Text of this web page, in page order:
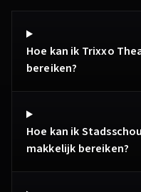
Hoe kan ik Trixxo
bereiken?
Hoe kan ik
makkelijk bereiken?